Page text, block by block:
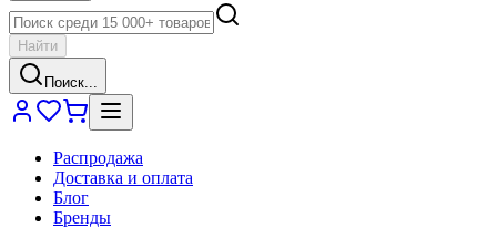
Найти
Поиск...
Распродажа
Доставка и оплата
Блог
Бренды